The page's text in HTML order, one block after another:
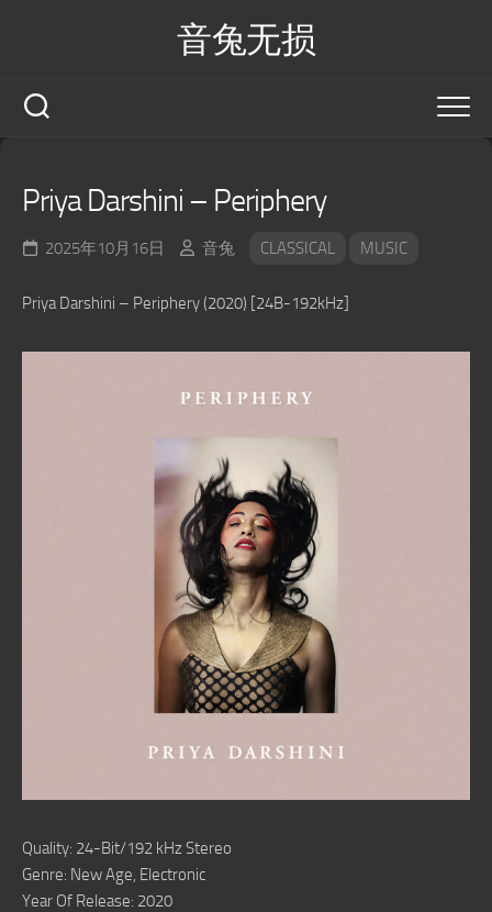
音兔无损
Priya Darshini – Periphery
2025年10月16日 音兔 CLASSICAL MUSIC
Priya Darshini – Periphery (2020) [24B-192kHz]
Quality: 24-Bit/192 kHz Stereo
Genre: New Age, Electronic
Year Of Release: 2020